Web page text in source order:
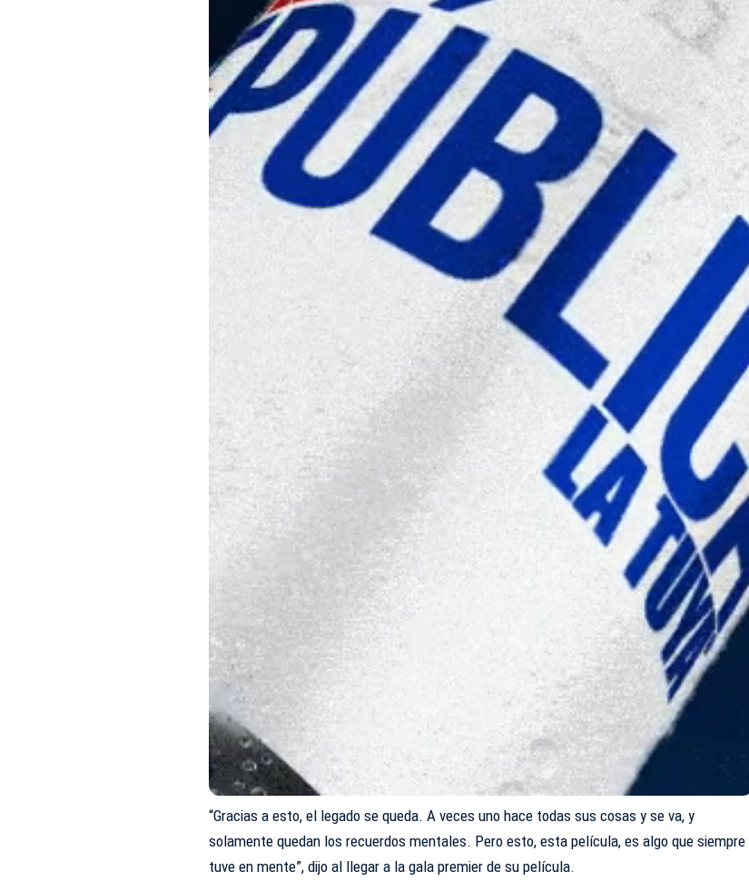
“Gracias a esto, el legado se queda. A veces uno hace todas sus cosas y se va, y
solamente quedan los recuerdos mentales. Pero esto, esta película, es algo que siempre
tuve en mente”, dijo al llegar a la gala premier de su película.